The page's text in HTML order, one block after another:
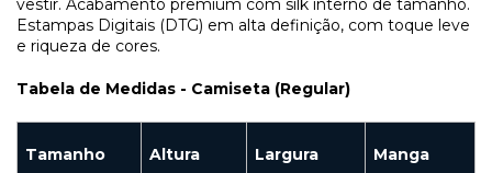
Estampas Digitais (DTG) em alta definição, com toque leve
e riqueza de cores.
Tabela de Medidas - Camiseta (Regular)
Tamanho Altura Largura Manga